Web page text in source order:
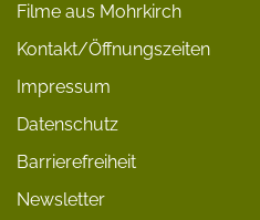
Filme aus Mohrkirch
Kontakt/Öffnungszeiten
Impressum
Datenschutz
Barrierefreiheit
Newsletter